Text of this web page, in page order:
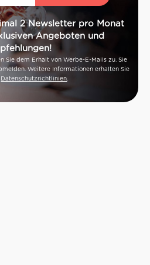
2 Newsletter pro Monat
Angeboten und
Sie dem Erhalt von Werbe-E-Mails zu. Sie
Weitere Informationen erhalten Sie
Datenschutzrichtlinien.